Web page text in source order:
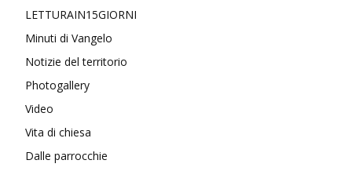
LETTURAIN15GIORNI
Minuti di Vangelo
Notizie del territorio
Photogallery
Video
Vita di chiesa
Dalle parrocchie